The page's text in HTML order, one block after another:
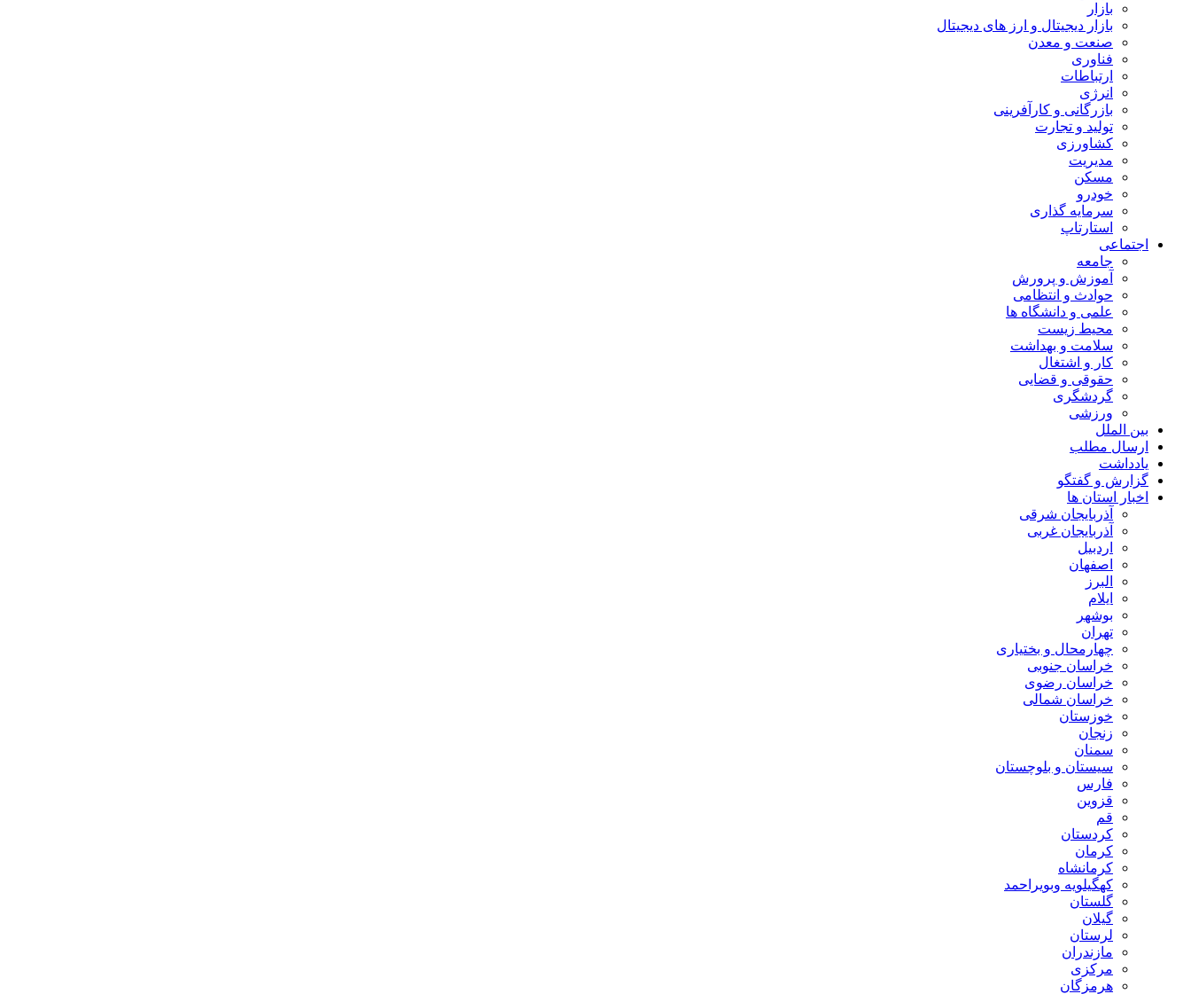
بازار
بازار دیجیتال و ارز های دیجیتال
صنعت و معدن
فناوری
ارتباطات
انرژی
بازرگانی و کارآفرینی
تولید و تجارت
کشاورزی
مدیریت
مسکن
خودرو
سرمایه گذاری
استارتاپ
اجتماعی
جامعه
آموزش و پرورش
حوادث و انتظامی
علمی و دانشگاه ها
محیط زیست
سلامت و بهداشت
کار و اشتغال
حقوقی و قضایی
گردشگری
ورزشی
بین الملل
ارسال مطلب
یادداشت
گزارش و گفتگو
اخبار استان ها
آذربایجان شرقی
آذربایجان غربی
اردبیل
اصفهان
البرز
ایلام
بوشهر
تهران
چهارمحال و بختیاری
خراسان جنوبی
خراسان رضوی
خراسان شمالی
خوزستان
زنجان
سمنان
سیستان و بلوچستان
فارس
قزوین
قم
کردستان
کرمان
کرمانشاه
کهگیلویه وبویراحمد
گلستان
گیلان
لرستان
مازندران
مرکزی
هرمزگان